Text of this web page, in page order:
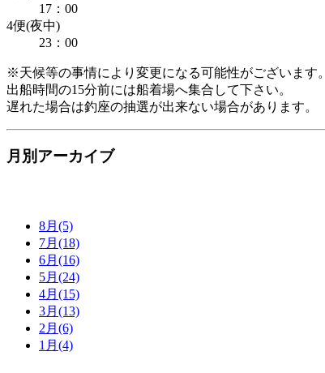
17：00
4便(夜中)
23：00
※天候等の事情により変更になる可能性がございます。
出船時間の15分前には船着場へ集合して下さい。
遅れた場合は釣座の抽選が出来ない場合があります。
月別アーカイブ
8月(5)
7月(18)
6月(16)
5月(24)
4月(15)
3月(13)
2月(6)
1月(4)